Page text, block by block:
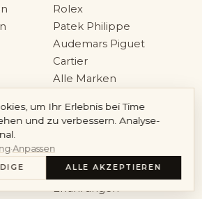
Rolex
Patek Philippe
Audemars Piguet
Cartier
Alle Marken
Über uns
Journal
Erfahrungen
um Ihr Erlebnis bei Time
und zu verbessern. Analyse-
·Anpassen
ALLE AKZEPTIEREN